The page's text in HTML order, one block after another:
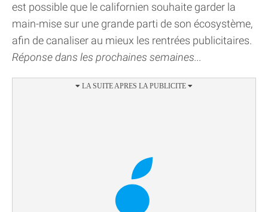
est possible que le californien souhaite garder la
main-mise sur une grande parti de son écosystème,
afin de canaliser au mieux les rentrées publicitaires.
Réponse dans les prochaines semaines...